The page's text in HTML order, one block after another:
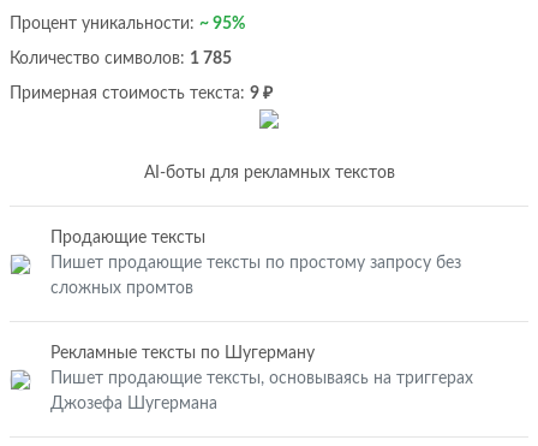
Процент уникальности: ~ 95%
Количество символов: 1 785
Примерная стоимость текста: 9 ₽
AI-боты для рекламных текстов
Продающие тексты
Пишет продающие тексты по простому запросу без
сложных промтов
Рекламные тексты по Шугерману
Пишет продающие тексты, основываясь на триггерах
Джозефа Шугермана